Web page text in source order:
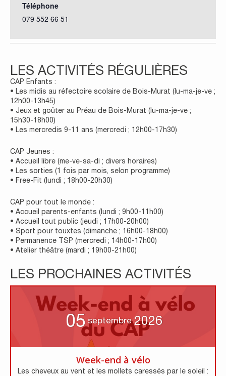
Téléphone
079 552 66 51
LES ACTIVITÉS RÉGULIÈRES
CAP Enfants :
• Les midis au réfectoire scolaire de Bois-Murat (lu-ma-je-ve ;
12h00-13h45)
• Jeux et goûter au Préau de Bois-Murat (lu-ma-je-ve ;
15h30-18h00)
• Les mercredis 9-11 ans (mercredi ; 12h00-17h30)
CAP Jeunes :
• Accueil libre (me-ve-sa-di ; divers horaires)
• Les sorties (1 fois par mois, selon programme)
• Free-Fit (lundi ; 18h00-20h30)
CAP pour tout le monde :
• Accueil parents-enfants (lundi ; 9h00-11h00)
• Accueil tout public (jeudi ; 17h00-20h00)
• Sport pour touxtes (dimanche ; 16h00-18h00)
• Permanence TSP (mercredi ; 14h00-17h00)
• Atelier théâtre (mardi ; 19h00-21h00)
LES PROCHAINES ACTIVITÉS
05 septembre 2026
Week-end à vélo
Les cheveux au vent et les mollets caressés par le soleil :